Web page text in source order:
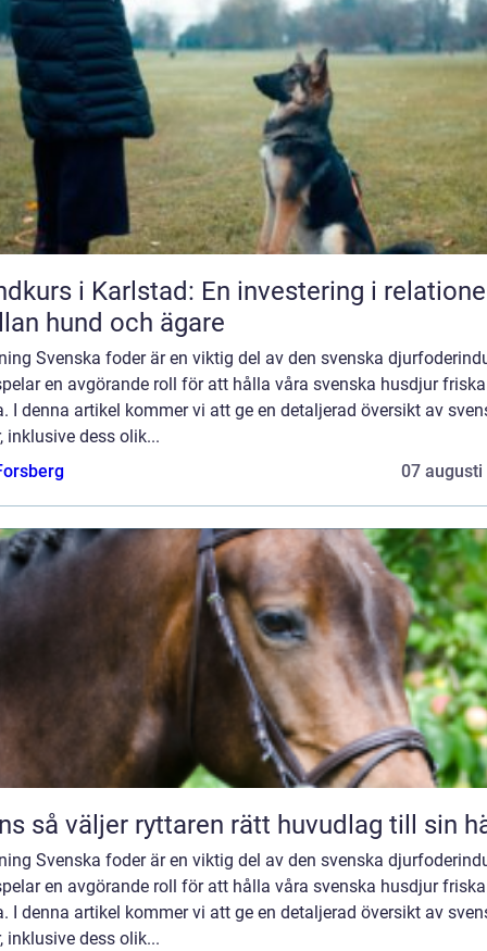
i Karlstad: En investering i
hund och ägare
Svenska foder är en viktig del av den svenska
en avgörande roll för att hålla våra svenska husdjur
I denna artikel kommer vi att ge en detaljerad översikt av
inklusive dess olik...
07 augusti
Träns så väljer ryttaren rätt huvudlag till sin
Svenska foder är en viktig del av den svenska
en avgörande roll för att hålla våra svenska husdjur
I denna artikel kommer vi att ge en detaljerad översikt av
inklusive dess olik...